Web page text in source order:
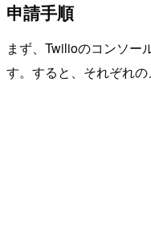
申請手順
まず、Twilioのコンソー
す。すると、それぞれ